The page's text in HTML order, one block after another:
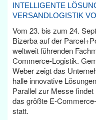
INTELLIGENTE
VERSANDLOGISTIK
Vom 23. bis zum 24.
Bizerba auf der
weltweit führenden
Commerce-Logistik.
Weber zeigt das
halle innovative
Parallel zur Messe
das größte E-
statt.